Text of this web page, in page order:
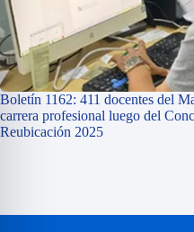
Boletín 1162: 411 docentes del
carrera profesional luego del
Reubicación 2025